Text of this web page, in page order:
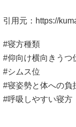
引用元： https://
#寝方種類
#仰向け横向きうつ
#シムス位
#寝姿勢と体への負
#呼吸しやすい寝方